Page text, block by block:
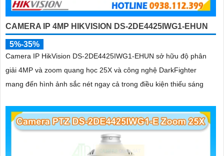
CAMERA IP 4MP HIKVISION DS-2DE4425IWG1-EHUN
5%-35%
Camera IP HikVision DS-2DE4425IWG1-EHUN sở hữu độ phân
giải 4MP và zoom quang học 25X và công nghệ DarkFighter
mang đến hình ảnh sắc nét ngay cả trong điều kiện thiếu sáng